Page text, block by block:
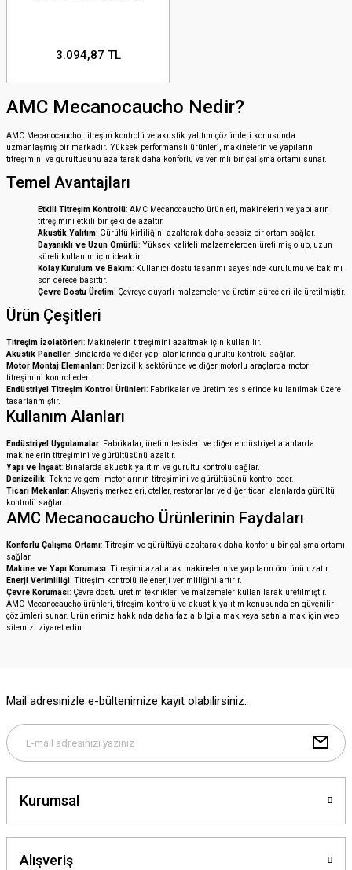
3.094,87 TL
AMC Mecanocaucho Nedir?
AMC Mecanocaucho, titreşim kontrolü ve akustik yalıtım çözümleri konusunda
uzmanlaşmış bir markadır. Yüksek performanslı ürünleri, makinelerin ve yapıların
titreşimini ve gürültüsünü azaltarak daha konforlu ve verimli bir çalışma ortamı sunar.
Temel Avantajları
Etkili Titreşim Kontrolü: AMC Mecanocaucho ürünleri, makinelerin ve yapıların
titreşimini etkili bir şekilde azaltır.
Akustik Yalıtım: Gürültü kirliliğini azaltarak daha sessiz bir ortam sağlar.
Dayanıklı ve Uzun Ömürlü: Yüksek kaliteli malzemelerden üretilmiş olup, uzun
süreli kullanım için idealdir.
Kolay Kurulum ve Bakım: Kullanıcı dostu tasarımı sayesinde kurulumu ve bakımı
son derece basittir.
Çevre Dostu Üretim: Çevreye duyarlı malzemeler ve üretim süreçleri ile üretilmiştir.
Ürün Çeşitleri
Titreşim İzolatörleri: Makinelerin titreşimini azaltmak için kullanılır.
Akustik Paneller: Binalarda ve diğer yapı alanlarında gürültü kontrolü sağlar.
Motor Montaj Elemanları: Denizcilik sektöründe ve diğer motorlu araçlarda motor
titreşimini kontrol eder.
Endüstriyel Titreşim Kontrol Ürünleri: Fabrikalar ve üretim tesislerinde kullanılmak üzere
tasarlanmıştır.
Kullanım Alanları
Endüstriyel Uygulamalar: Fabrikalar, üretim tesisleri ve diğer endüstriyel alanlarda
makinelerin titreşimini ve gürültüsünü azaltır.
Yapı ve İnşaat: Binalarda akustik yalıtım ve gürültü kontrolü sağlar.
Denizcilik: Tekne ve gemi motorlarının titreşimini ve gürültüsünü kontrol eder.
Ticari Mekanlar: Alışveriş merkezleri, oteller, restoranlar ve diğer ticari alanlarda gürültü
kontrolü sağlar.
AMC Mecanocaucho Ürünlerinin Faydaları
Konforlu Çalışma Ortamı: Titreşim ve gürültüyü azaltarak daha konforlu bir çalışma ortamı
sağlar.
Makine ve Yapı Koruması: Titreşimi azaltarak makinelerin ve yapıların ömrünü uzatır.
Enerji Verimliliği: Titreşim kontrolü ile enerji verimliliğini artırır.
Çevre Koruması: Çevre dostu üretim teknikleri ve malzemeler kullanılarak üretilmiştir.
AMC Mecanocaucho ürünleri, titreşim kontrolü ve akustik yalıtım konusunda en güvenilir
çözümleri sunar. Ürünlerimiz hakkında daha fazla bilgi almak veya satın almak için web
sitemizi ziyaret edin.
Mail adresinizle e-bültenimize kayıt olabilirsiniz.
Kurumsal
Alışveriş